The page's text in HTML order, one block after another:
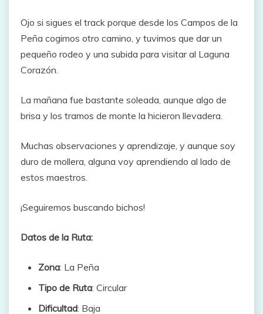
Ojo si sigues el track porque desde los Campos de la
Peña cogimos otro camino, y tuvimos que dar un
pequeño rodeo y una subida para visitar al Laguna
Corazón.
La mañana fue bastante soleada, aunque algo de
brisa y los tramos de monte la hicieron llevadera.
Muchas observaciones y aprendizaje, y aunque soy
duro de mollera, alguna voy aprendiendo al lado de
estos maestros.
¡Seguiremos buscando bichos!
Datos de la Ruta:
Zona: La Peña
Tipo de Ruta: Circular
Dificultad: Baja